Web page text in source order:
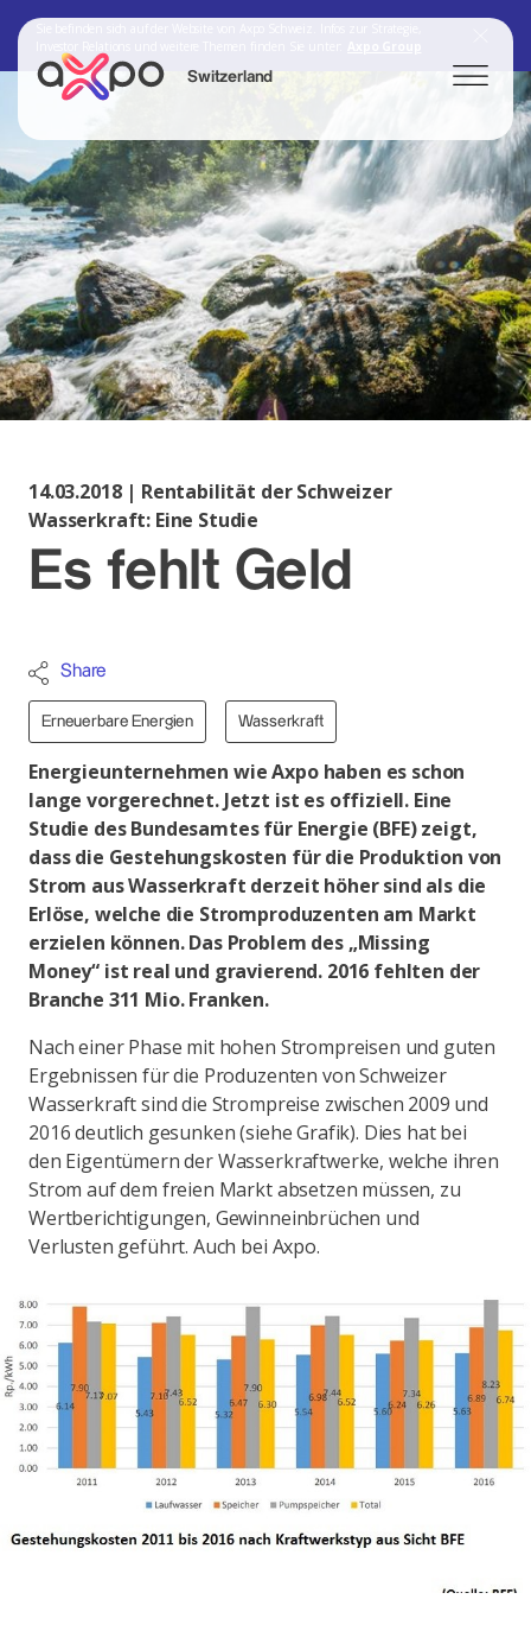
Switzerland
Search
Axpo Group
14.03.2018 | Rentabilität der Schweizer
Wasserkraft: Eine Studie
Es fehlt Geld
Share
Erneuerbare Energien Wasserkraft
Energieunternehmen wie Axpo haben es schon
lange vorgerechnet. Jetzt ist es offiziell. Eine
Studie des Bundesamtes für Energie (BFE) zeigt,
dass die Gestehungskosten für die Produktion von
Strom aus Wasserkraft derzeit höher sind als die
Erlöse, welche die Stromproduzenten am Markt
erzielen können. Das Problem des „Missing
Money“ ist real und gravierend. 2016 fehlten der
Branche 311 Mio. Franken.
Nach einer Phase mit hohen Strompreisen und guten
Ergebnissen für die Produzenten von Schweizer
Wasserkraft sind die Strompreise zwischen 2009 und
2016 deutlich gesunken (siehe Grafik). Dies hat bei
den Eigentümern der Wasserkraftwerke, welche ihren
Strom auf dem freien Markt absetzen müssen, zu
Wertberichtigungen, Gewinneinbrüchen und
Verlusten geführt. Auch bei Axpo.